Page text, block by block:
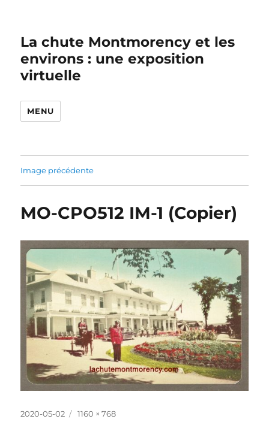
La chute Montmorency et les
environs : une exposition
virtuelle
MENU
Image précédente
MO-CPO512 IM-1 (Copier)
Publié
2020-05-02
Taille
1160 × 768